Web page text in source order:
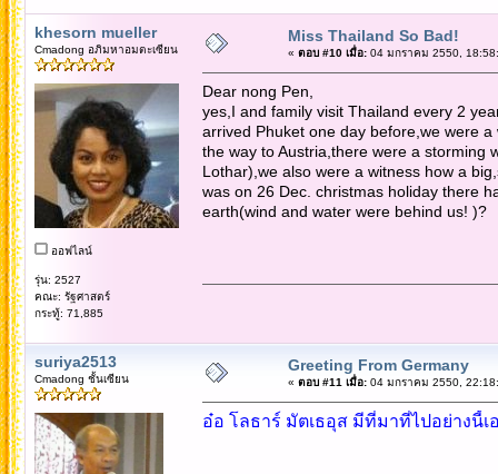
khesorn mueller
Cmadong อภิมหาอมตะเซียน
ออฟไลน์
รุ่น: 2527
คณะ: รัฐศาสตร์
กระทู้: 71,885
Miss Thailand So Bad!
« ตอบ #10 เมื่อ:04 มกราคม 2550,
Dear nong Pen,
yes,I and family visit Thailand every 2
arrived Phuket one day before,we were
the way to Austria,there were a storming
Lothar),we also were a witness how a
was on 26 Dec. christmas holiday there
earth(wind and water were behind us! )?
suriya2513
Cmadong ชั้นเซียน
Greeting From Germany
« ตอบ #11 เมื่อ:04 มกราคม 2550,
อ๋อ โลธาร์ มัตเธอุส มีที่มาที่ไปอย่างนี้เ